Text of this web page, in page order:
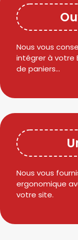
Nous vous
intégrer à votre
de paniers…
Nous vous
ergonomique
votre site.